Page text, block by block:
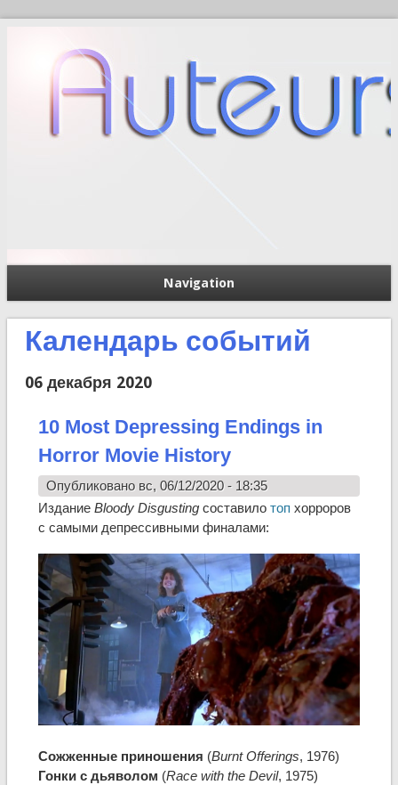
Navigation
Календарь событий
06 декабря 2020
10 Most Depressing Endings in
Horror Movie History
Опубликовано вс, 06/12/2020 - 18:35
Издание Bloody Disgustingсоставило топ хорроров
с самыми депрессивными финалами:
Сожженные приношения (Burnt Offerings, 1976)
Гонки с дьяволом (Race with the Devil, 1975)
Форма поиска